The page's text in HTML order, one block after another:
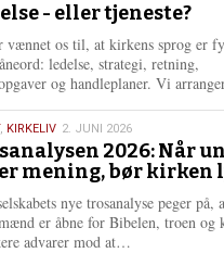
e
r
e
- eller tjeneste?
vænnet os til, at kirkens sprog er
ledelse, strategi, retning,
og handleplaner. Vi
, KIRKELIV 2. JUNI 2026
2026: Når
mening, bør kirken
nye trosanalyse peger på,
er åbne for Bibelen, troen og
advarer mod at…